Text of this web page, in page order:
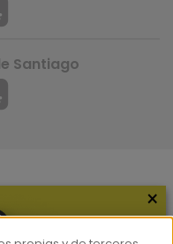
Santiago
×